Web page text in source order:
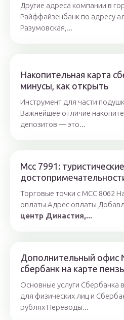
Другие адреса компании в
Райффайзенбанк по адресу
Разумовская,...
Накопительная карта
минусы, как открыть
Инструмент для части
Важнейшее отличие
депозитов — это...
Mcc 7991: туристические
Торговые точки с MCC 8062
оплаты Адрес оплаты
центр Династия,...
Дополнительный офис
сбербанк на карте
Основные услуги Сбербанка
для физических лиц и
рублях Переводы...